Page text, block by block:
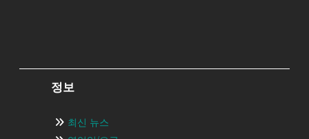
정보
최신 뉴스